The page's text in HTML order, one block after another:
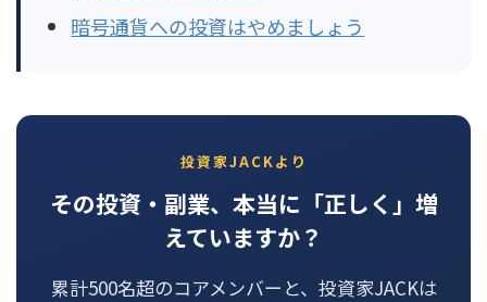
暗号通貨への投資はやめましょう
投資家JACKより
その投資・副業、本当に「正しく」増
えていますか？
累計500名超のコアメンバーと、投資家JACKは